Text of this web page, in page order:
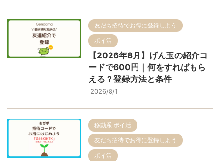
友だち招待でお得に登録しよう
ポイ活
【2026年8月】げん玉の紹介コ
ードで600円｜何をすればもら
える？登録方法と条件
2026/8/1
移動系 ポイ活
友だち招待でお得に登録しよう
ポイ活